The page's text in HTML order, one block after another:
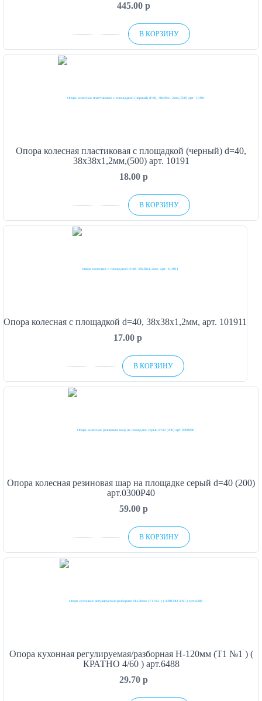
445.00 p
В КОРЗИНУ
Опора колесная пластиковая с площадкой (черный) d=40,
38х38х1,2мм,(500) арт. 10191
18.00 p
В КОРЗИНУ
Опора колесная с площадкой d=40, 38х38х1,2мм, арт. 101911
17.00 p
В КОРЗИНУ
Опора колесная резиновая шар на площадке серый d=40 (200)
арт.0300P40
59.00 p
В КОРЗИНУ
Опора кухонная регулируемая/разборная H-120мм (Т1 №1 ) (
КРАТНО 4/60 ) арт.6488
29.70 p